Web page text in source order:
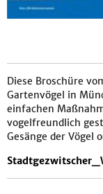
Diese Broschüre
Gartenvögel in
einfachen
vogelfreundlich
Gesänge der Vögel